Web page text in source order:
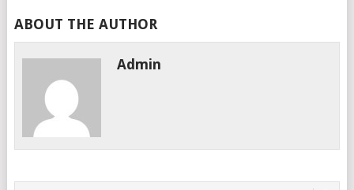
ABOUT THE AUTHOR
Admin